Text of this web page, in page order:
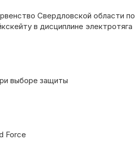
Свердловской области по
в дисциплине электротяга
выборе защиты
Force